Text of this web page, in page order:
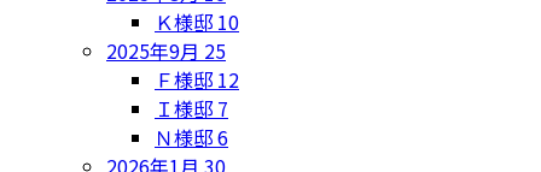
Ｋ様邸 10
2025年9月 25
Ｆ様邸 12
Ｉ様邸 7
Ｎ様邸6
2026年1月 30